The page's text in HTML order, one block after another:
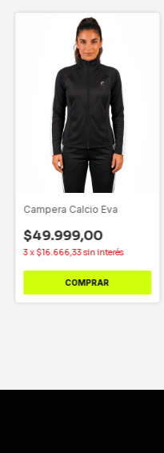
Campera Calcio Eva
$49.999,00
3x $16.666,33sin interés
COMPRAR